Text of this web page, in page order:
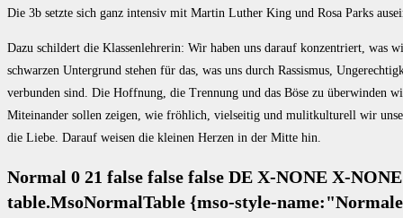
Die 3b setzte sich ganz intensiv mit Martin Luther King und Rosa Parks
Dazu schildert die Klassenlehrerin: Wir haben uns darauf konzentriert, was
schwarzen Untergrund stehen für das, was uns durch Rassismus,
verbunden sind. Die Hoffnung, die Trennung und das Böse zu überwinden
Miteinander sollen zeigen, wie fröhlich, vielseitig und mulitkulturell wir
die Liebe. Darauf weisen die kleinen Herzen in der Mitte hin.
Normal 0 21 false false false DE X-NONE X-
table.MsoNormalTable {mso-style-